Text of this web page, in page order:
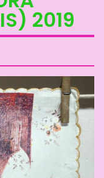
2019